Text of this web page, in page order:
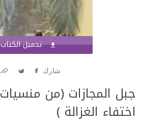
تحميل الكتاب
شارك
جبل المجازات (من
اختفاء الغزالة )